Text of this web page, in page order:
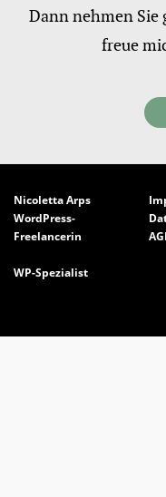
Dann nehmen
freue
Nicoletta Arps
WordPress-
Freelancerin
WP-Spezialist